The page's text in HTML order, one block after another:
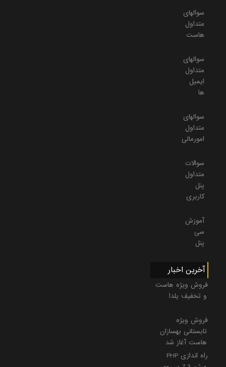
سوالهای
متداول
هاست
سوالهای
متداول
ایمیل
ها
سوالهای
متداول
امورمالی
سوالات
متداول
پنل
کاربری
آموزش
سی
پنل
آخرین اخبار
فروش ویژه هاست
و تخفیف یلدا
فروش ویژه
تابستانی بهسازان
هاست آغاز شد
راه اندازی PHP